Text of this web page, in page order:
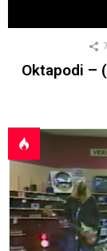
Oktapodi –